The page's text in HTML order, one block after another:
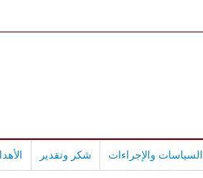
السياسات والإجراءات شكر وتقدير